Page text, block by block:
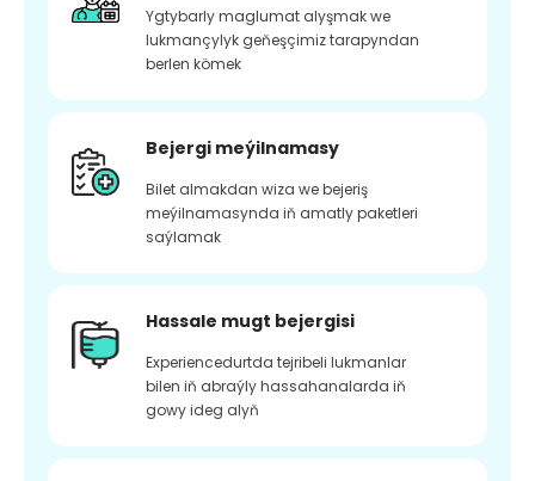
Ygtybarly maglumat alyşmak we
lukmançylyk geňeşçimiz tarapyndan
berlen kömek
Bejergi meýilnamasy
Bilet almakdan wiza we bejeriş
meýilnamasynda iň amatly paketleri
saýlamak
Hassale mugt bejergisi
Experiencedurtda tejribeli lukmanlar
bilen iň abraýly hassahanalarda iň
gowy ideg alyň